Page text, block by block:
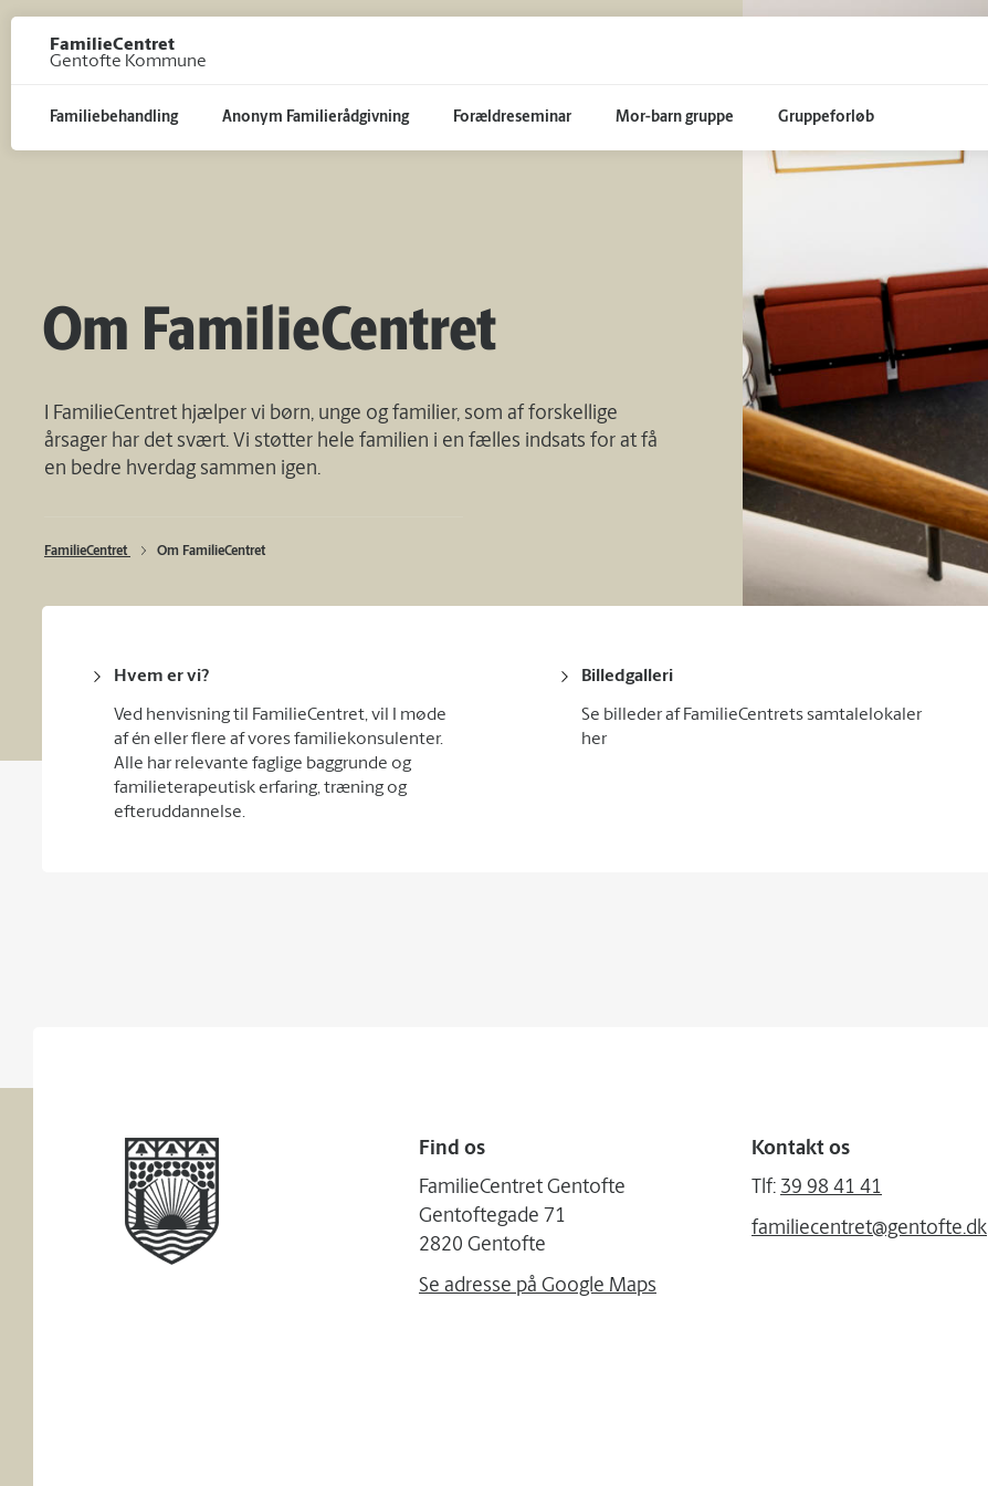
FamilieCentret
Gentofte Kommune
Familiebehandling Anonym Familierådgivning Forældreseminar Mor-barn gruppe Gruppeforløb
Om FamilieCentret
I FamilieCentret hjælper vi børn, unge og familier, som af forskellige
årsager har det svært. Vi støtter hele familien i en fælles indsats for at få
en bedre hverdag sammen igen.
FamilieCentret Om FamilieCentret
Hvem er vi?
Ved henvisning til FamilieCentret, vil I møde
af én eller flere af vores familiekonsulenter.
Alle har relevante faglige baggrunde og
familieterapeutisk erfaring, træning og
efteruddannelse.
Billedgalleri
Se billeder af FamilieCentrets samtalelokaler
her
Find os
FamilieCentret Gentofte
Gentoftegade 71
2820 Gentofte
Se adresse på Google Maps
Kontakt os
Tlf: 39 98 41 41
familiecentret@gentofte.dk